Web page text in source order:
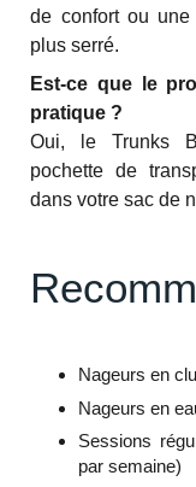
de confort ou
plus serré.
Est-ce que le
pratique ?
Oui, le Trunks
pochette de
dans votre sac de
Nageurs en
Nageurs en
Sessions
par semaine)